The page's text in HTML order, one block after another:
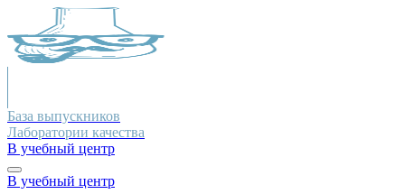
База выпускников
Лаборатории качества
В учебный центр
В учебный центр